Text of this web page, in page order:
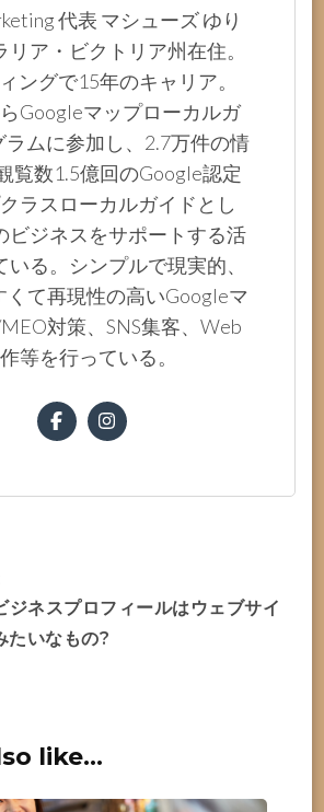
代表 マシューズ ゆり
リア・ビクトリア州在住。
ングで15年のキャリア。
Googleマップローカルガ
ラムに参加し、2.7万件の情
覧数1.5億回のGoogle認定
ラスローカルガイドとし
ビジネスをサポートする活
いる。シンプルで現実的、
くて再現性の高いGoogleマ
対策、SNS集客、Web
等を行っている。
ネスプロフィールはウェブサイ
たいなもの?
like...